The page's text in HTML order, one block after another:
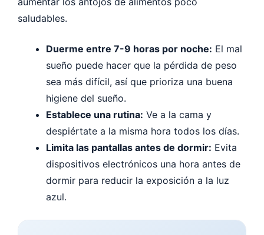
saludables.
Duerme entre 7-9 horas por noche: El mal
sueño puede hacer que la pérdida de peso
sea más difícil, así que prioriza una buena
higiene del sueño.
Establece una rutina: Ve a la cama y
despiértate a la misma hora todos los días.
Limita las pantallas antes de dormir: Evita
dispositivos electrónicos una hora antes de
dormir para reducir la exposición a la luz
azul.